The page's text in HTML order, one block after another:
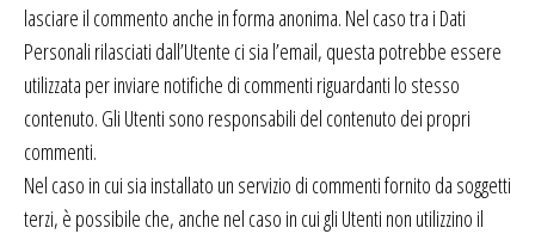
lasciare il commento anche in forma anonima. Nel caso tra i Dati
Personali rilasciati dall’Utente ci sia l’email, questa potrebbe essere
utilizzata per inviare notifiche di commenti riguardanti lo stesso
contenuto. Gli Utenti sono responsabili del contenuto dei propri
commenti.
Nel caso in cui sia installato un servizio di commenti fornito da soggetti
terzi, è possibile che, anche nel caso in cui gli Utenti non utilizzino il